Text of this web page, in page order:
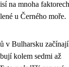
na mnoha
u Černého moře.
v Bulharsku začínají
kolem sedmi až